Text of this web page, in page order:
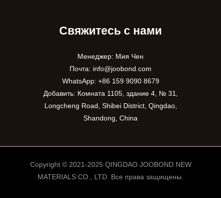
Свяжитесь с нами
Менеджер: Мия Чен
Почта: info@joobond.com
WhatsApp: +86 159 9090 8679
Добавить: Комната 1105, здание 4, № 31,
Longcheng Road, Shibei District, Qingdao,
Shandong, China
Copyright © 2021-2025 QINGDAO JOOBOND NEW
MATERIALS CO., LTD. Все права защищены.